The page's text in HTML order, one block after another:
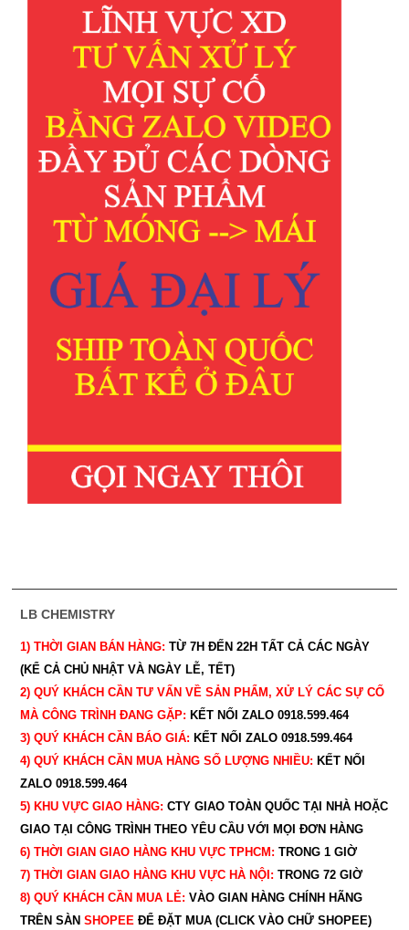
LB CHEMISTRY
1) THỜI GIAN BÁN HÀNG: TỪ 7H ĐẾN 22H TẤT CẢ CÁC NGÀY
(KỂ CẢ CHỦ NHẬT VÀ NGÀY LỄ, TẾT)
2) QUÝ KHÁCH CẦN TƯ VẤN VỀ SẢN PHẨM, XỬ LÝ CÁC SỰ CỐ
MÀ CÔNG TRÌNH ĐANG GẶP: KẾT NỐI ZALO 0918.599.464
3) QUÝ KHÁCH CẦN BÁO GIÁ: KẾT NỐI ZALO 0918.599.464
4) QUÝ KHÁCH CẦN MUA HÀNG SỐ LƯỢNG NHIỀU: KẾT NỐI
ZALO 0918.599.464
5) KHU VỰC GIAO HÀNG: CTY GIAO TOÀN QUỐC TẠI NHÀ HOẶC
GIAO TẠI CÔNG TRÌNH THEO YÊU CẦU VỚI MỌI ĐƠN HÀNG
6) THỜI GIAN GIAO HÀNG KHU VỰC TPHCM: TRONG 1 GIỜ
7) THỜI GIAN GIAO HÀNG KHU VỰC HÀ NỘI: TRONG 72 GIỜ
8) QUÝ KHÁCH CẦN MUA LẺ: VÀO GIAN HÀNG CHÍNH HÃNG
TRÊN SÀN SHOPEEĐỂ ĐẶT MUA (CLICK VÀO CHỮ SHOPEE)